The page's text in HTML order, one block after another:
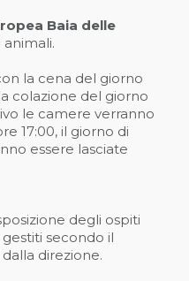
Baia delle
la cena del giorno
colazione del giorno
le camere verranno
17:00, il giorno di
essere lasciate
degli ospiti
secondo il
direzione.